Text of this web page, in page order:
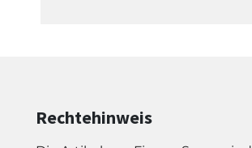
Rechtehinweis